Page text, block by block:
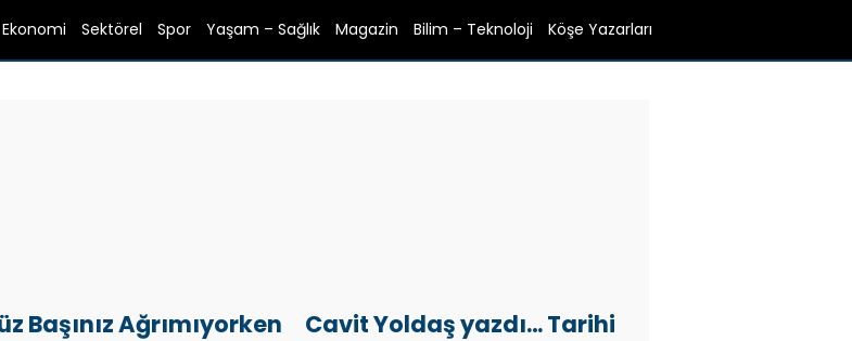
Ekonomi Sektörel Spor Yaşam – Sağlık Magazin Bilim – Teknoloji Köşe Yazarları
Başınız Ağrımıyorken
Cavit Yoldaş yazdı… Tarihi